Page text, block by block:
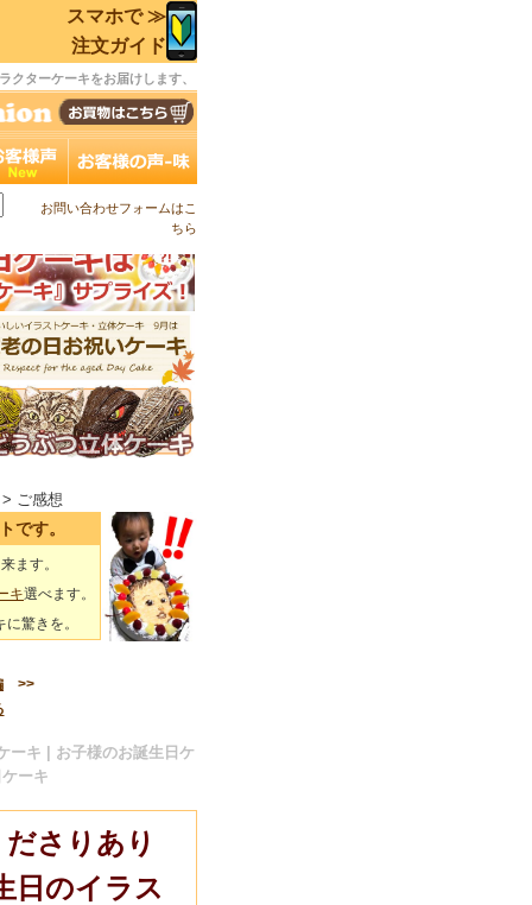
スマホで ≫
注文ガイド
クターケーキをお届けします、
お問い合わせフォームはこ
ちら
ご感想
です。
ます。
キ選べます。
驚きを。
>>
ーキ | お子様のお誕生日ケ
ーキ
さりあり
日のイラス